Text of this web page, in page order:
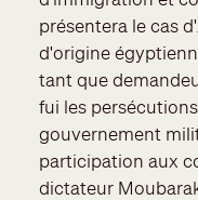
présentera le cas
d'origine
tant que
fui les
gouvernement
participation aux
dictateur